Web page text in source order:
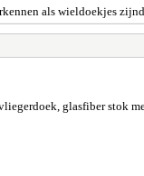
als wieldoekjes
glasfiber stok